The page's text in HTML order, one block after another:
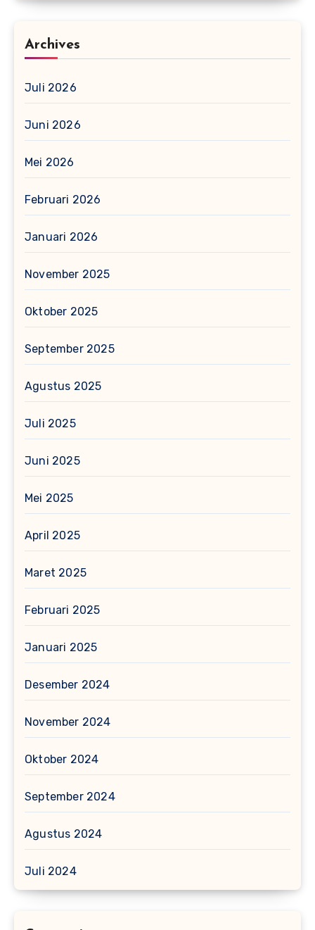
Archives
Juli 2026
Juni 2026
Mei 2026
Februari 2026
Januari 2026
November 2025
Oktober 2025
September 2025
Agustus 2025
Juli 2025
Juni 2025
Mei 2025
April 2025
Maret 2025
Februari 2025
Januari 2025
Desember 2024
November 2024
Oktober 2024
September 2024
Agustus 2024
Juli 2024